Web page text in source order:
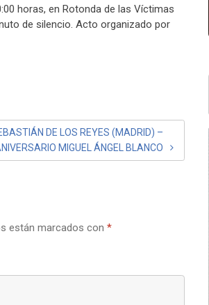
horas, en Rotonda de las Víctimas
de silencio. Acto organizado por
DE LOS REYES (MADRID) –
MIGUEL ÁNGEL BLANCO
están marcados con *